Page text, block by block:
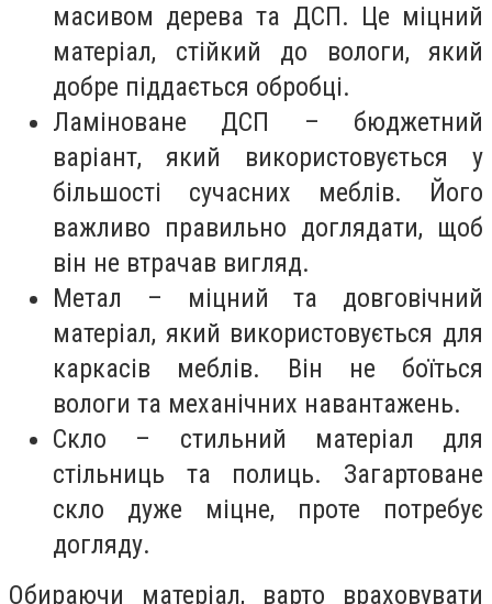
масивом дерева та ДСП. Це міцний
матеріал, стійкий до вологи, який
добре піддається обробці.
Ламіноване ДСП – бюджетний
варіант, який використовується у
більшості сучасних меблів. Його
важливо правильно доглядати, щоб
він не втрачав вигляд.
Метал – міцний та довговічний
матеріал, який використовується для
каркасів меблів. Він не боїться
вологи та механічних навантажень.
Скло – стильний матеріал для
стільниць та полиць. Загартоване
скло дуже міцне, проте потребує
догляду.
Обираючи матеріал, варто враховувати